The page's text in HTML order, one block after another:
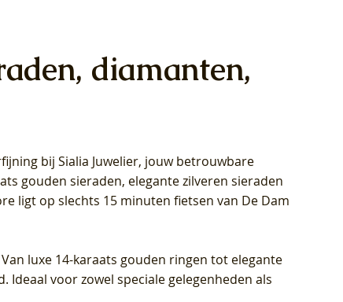
-
Blush Lab Diamonds Collier LG3014Y
- Geelgoud (14k) met Lab grown
Diamant
Blush Lab Diamonds Ring LG1029Y -
Geelgoud (14k) met Lab grown
Diamant
Blush Lab Diamonds Oorknoppen
LG7033Y – Geelgoud (14k) met Lab
grown Diamant
diamanten,
bij Sialia Juwelier, jouw betrouwbare
gouden sieraden, elegante zilveren sieraden
ligt op slechts 15 minuten fietsen van De Dam
luxe 14-karaats gouden ringen tot elegante
voor zowel speciale gelegenheden als